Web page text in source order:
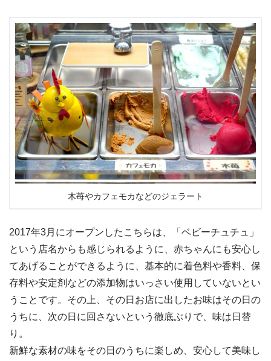
木苺やカフェモカなどのジェラート
2017年3月にオープンしたこちらは、「ベビーチュチュ」
という店名からも感じられるように、赤ちゃんにも安心し
てあげることができるように、基本的に着色料や香料、保
存料や安定剤などの添加物はいっさい使用していないとい
うことです。その上、その日お店に出したお味はその日の
うちに、次の日に回さないという徹底ぶりで、味は日替
り。
新鮮な素材の味をその日のうちに楽しめ、安心して美味し